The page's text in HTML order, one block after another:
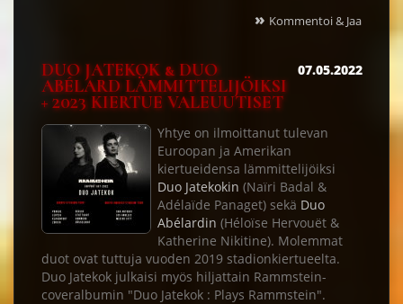
» Kommentoi & Jaa
DUO JATEKOK & DUO
ABÉLARD LÄMMITTELIJÖIKSI
+ 2023 KIERTUE VALEUUTISET
07.05.2022
Yhtye on ilmoittanut tulevan
Euroopan ja Amerikan
kiertueidensa lämmittelijöiksi
Duo Jatekokin (Naïri Badal &
Adélaïde Panaget) sekä Duo
Abélardin (Héloïse Hervouët &
Katherine Nikitine). Molemmat
duot ovat tuttuja vuoden 2019 stadionkiertueelta.
Duo Jatekok julkaisi myös hiljattain Rammstein-
coveralbumin "Duo Jatekok : Plays Rammstein".